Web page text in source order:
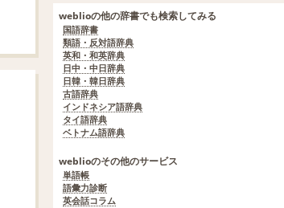
weblioの他の辞書でも検索してみる
国語辞書
類語・反対語辞典
英和・和英辞典
日中・中日辞典
日韓・韓日辞典
古語辞典
インドネシア語辞典
タイ語辞典
ベトナム語辞典
weblioのその他のサービス
単語帳
語彙力診断
英会話コラム